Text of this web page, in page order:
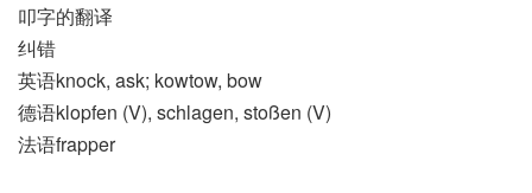
叩字的翻译
纠错
英语knock, ask; kowtow, bow
德语klopfen (V)​, schlagen, stoßen (V)
法语frapper